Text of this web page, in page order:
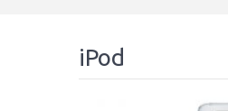
iPod